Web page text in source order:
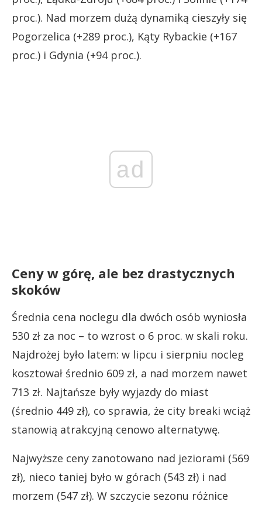
proc.). Nad morzem dużą dynamiką cieszyły się
Pogorzelica (+289 proc.), Kąty Rybackie (+167
proc.) i Gdynia (+94 proc.).
ad
Ceny w górę, ale bez drastycznych
skoków
Średnia cena noclegu dla dwóch osób wyniosła
530 zł za noc – to wzrost o 6 proc. w skali roku.
Najdrożej było latem: w lipcu i sierpniu nocleg
kosztował średnio 609 zł, a nad morzem nawet
713 zł. Najtańsze były wyjazdy do miast
(średnio 449 zł), co sprawia, że city breaki wciąż
stanowią atrakcyjną cenowo alternatywę.
Najwyższe ceny zanotowano nad jeziorami (569
zł), nieco taniej było w górach (543 zł) i nad
morzem (547 zł). W szczycie sezonu różnice